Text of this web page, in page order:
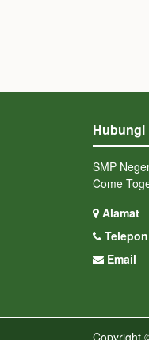
Hubungi
SMP
Come
Alamat
Telepon
Email